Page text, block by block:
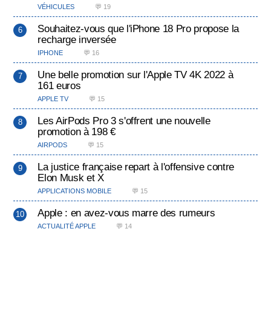
VÉHICULES 💬 19
Souhaitez-vous que l'iPhone 18 Pro propose la
recharge inversée
IPHONE 💬 16
Une belle promotion sur l'Apple TV 4K 2022 à
161 euros
APPLE TV 💬 15
Les AirPods Pro 3 s'offrent une nouvelle
promotion à 198 €
AIRPODS 💬 15
La justice française repart à l'offensive contre
Elon Musk et X
APPLICATIONS MOBILE 💬 15
Apple : en avez-vous marre des rumeurs
ACTUALITÉ APPLE 💬 14